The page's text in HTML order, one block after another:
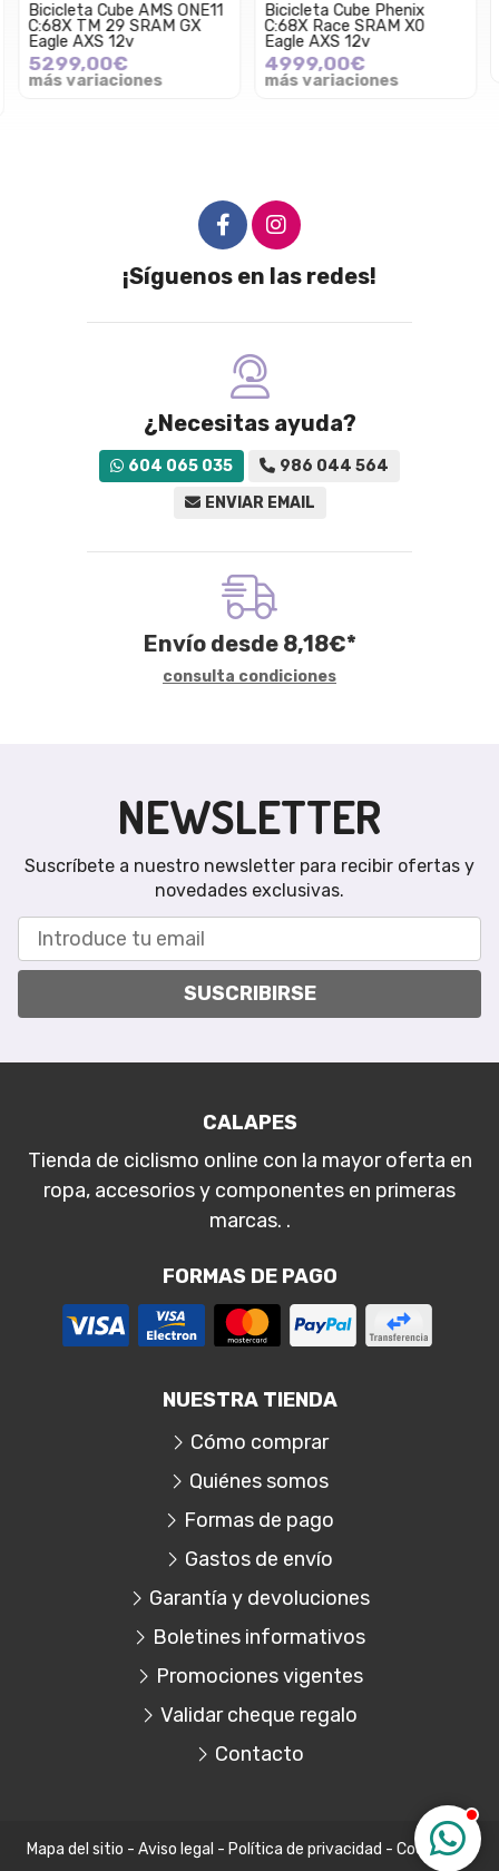
Bicicleta Cube AMS ONE11
C:68X TM 29 SRAM GX
Eagle AXS 12v
5299,00€
más variaciones
Bicicleta Cube Phenix
C:68X Race SRAM X0
Eagle AXS 12v
4999,00€
más variaciones
¡Síguenos en las redes!
¿Necesitas ayuda?
604 065 035
986 044 564
ENVIAR EMAIL
Envío desde 8,18€*
consulta condiciones
NEWSLETTER
Suscríbete a nuestro newsletter para recibir ofertas y
novedades exclusivas.
SUSCRIBIRSE
CALAPES
Tienda de ciclismo online con la mayor oferta en
ropa, accesorios y componentes en primeras
marcas. .
FORMAS DE PAGO
NUESTRA TIENDA
Cómo comprar
Quiénes somos
Formas de pago
Gastos de envío
Garantía y devoluciones
Boletines informativos
Promociones vigentes
Validar cheque regalo
Contacto
Mapa del sitio - Aviso legal - Política de privacidad - Cookies-